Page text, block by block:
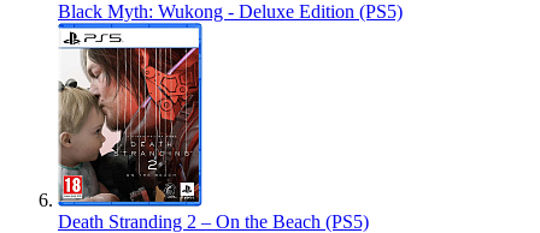
Black Myth: Wukong - Deluxe Edition (PS5)
Death Stranding 2 – On the Beach (PS5)